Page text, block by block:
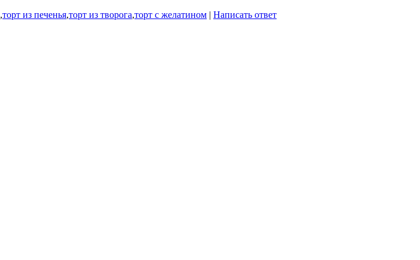
,торт из печенья,торт из творога,торт с желатином | Написать ответ